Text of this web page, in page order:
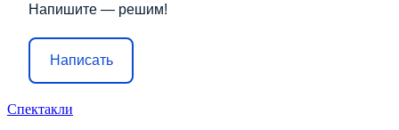
Напишите — решим!
Написать
Спектакли